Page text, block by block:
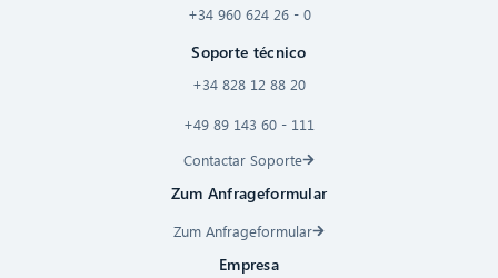
+34 960 624 26 - 0
Soporte técnico
+34 828 12 88 20
+49 89 143 60 - 111
Contactar Soporte
Zum Anfrageformular
Zum Anfrageformular
Empresa